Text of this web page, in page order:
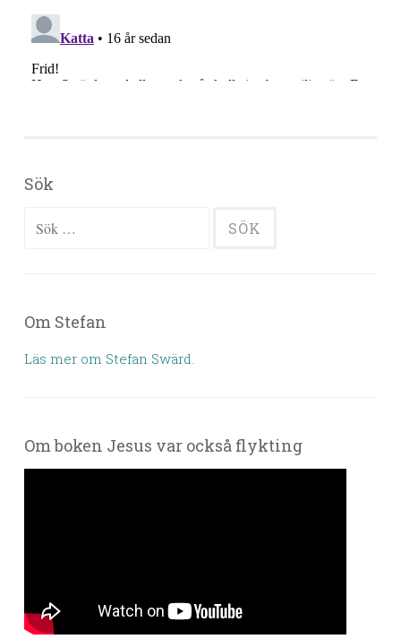
Sök
Sök efter:
Om Stefan
Läs mer om Stefan Swärd.
Om boken Jesus var också flykting